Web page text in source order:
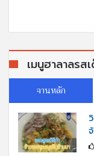
เมนูฮาลาลรส
จานหลัก